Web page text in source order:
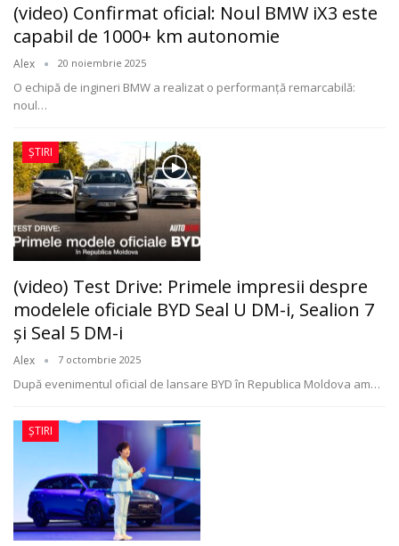
(video) Confirmat oficial: Noul BMW iX3 este
capabil de 1000+ km autonomie
Alex 20 noiembrie 2025
O echipă de ingineri BMW a realizat o performanță remarcabilă:
noul…
ȘTIRI
(video) Test Drive: Primele impresii despre
modelele oficiale BYD Seal U DM-i, Sealion 7
și Seal 5 DM-i
Alex 7 octombrie 2025
După evenimentul oficial de lansare BYD în Republica Moldova am…
ȘTIRI